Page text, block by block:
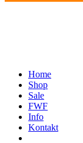
Home
Shop
Sale
FWF
Info
Kontakt